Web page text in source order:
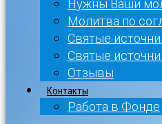
Нужны Ваши
Молитва по
Святые
Святые
Отзывы
Контакты
Работа в Фонде